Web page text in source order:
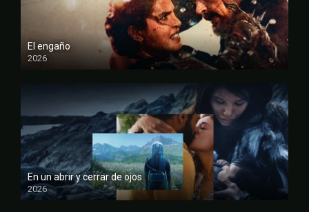
El engaño
2026
FULL HD
En un abrir y cerrar de ojos
2026
FULL HD